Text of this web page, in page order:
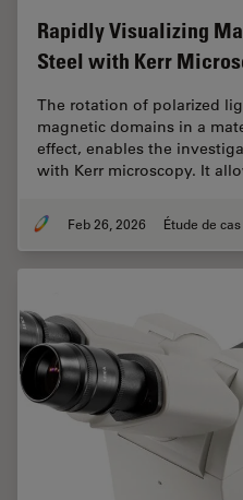
Rapidly Visualizing
Steel with Kerr
The rotation of polarized
magnetic domains in a
effect, enables the
with Kerr microscopy. It
Feb 26, 2026 Étude de cas